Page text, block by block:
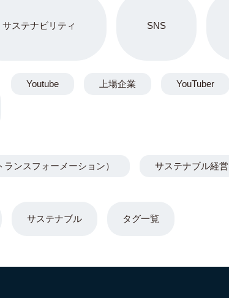
サステナビリティ SNS
サステナブル
Youtube 上場企業 YouTuber
ンスフォーメーション） サステナブル経営
タグ一覧